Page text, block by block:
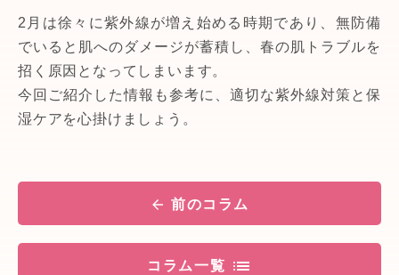
2月は徐々に紫外線が増え始める時期であり、無防備
でいると肌へのダメージが蓄積し、春の肌トラブルを
招く原因となってしまいます。
今回ご紹介した情報も参考に、適切な紫外線対策と保
湿ケアを心掛けましょう。
前のコラム
コラム一覧